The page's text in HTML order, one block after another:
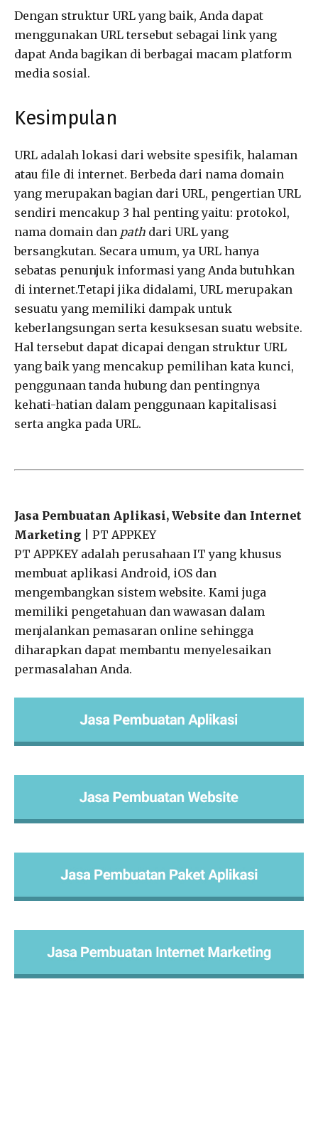
Dengan struktur URL yang baik, Anda dapat
menggunakan URL tersebut sebagai link yang
dapat Anda bagikan di berbagai macam platform
media sosial.
Kesimpulan
URL adalah lokasi dari website spesifik, halaman
atau file di internet. Berbeda dari nama domain
yang merupakan bagian dari URL, pengertian URL
sendiri mencakup 3 hal penting yaitu: protokol,
nama domain dan path dari URL yang
bersangkutan. Secara umum, ya URL hanya
sebatas penunjuk informasi yang Anda butuhkan
di internet.Tetapi jika didalami, URL merupakan
sesuatu yang memiliki dampak untuk
keberlangsungan serta kesuksesan suatu website.
Hal tersebut dapat dicapai dengan struktur URL
yang baik yang mencakup pemilihan kata kunci,
penggunaan tanda hubung dan pentingnya
kehati-hatian dalam penggunaan kapitalisasi
serta angka pada URL.
Jasa Pembuatan Aplikasi, Website dan Internet
Marketing | PT APPKEY
PT APPKEY adalah perusahaan IT yang khusus
membuat aplikasi Android, iOS dan
mengembangkan sistem website. Kami juga
memiliki pengetahuan dan wawasan dalam
menjalankan pemasaran online sehingga
diharapkan dapat membantu menyelesaikan
permasalahan Anda.